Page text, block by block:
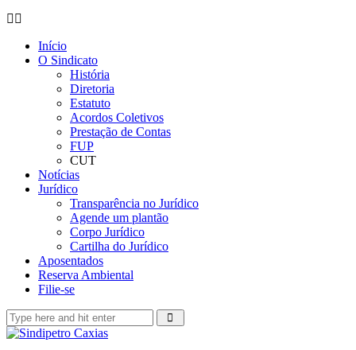
Início
O Sindicato
História
Diretoria
Estatuto
Acordos Coletivos
Prestação de Contas
FUP
CUT
Notícias
Jurídico
Transparência no Jurídico
Agende um plantão
Corpo Jurídico
Cartilha do Jurídico
Aposentados
Reserva Ambiental
Filie-se